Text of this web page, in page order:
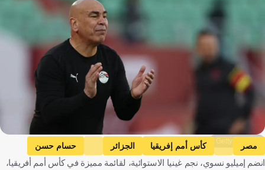
مصر كأس أمم إفريقيا الجزائر
حسام حسن
غينيا الاستوائية
مصر الجزائر غينيا الاستوائية كرة قدم
انضم إميليو نسوي، نجم غينيا الاستوائية، لقائمة مميزة في كأس أمم أفريقيا،